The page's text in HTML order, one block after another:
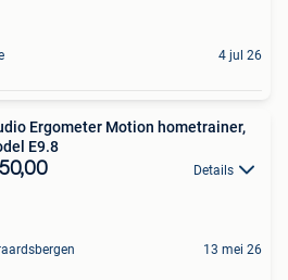
4 jul 26
Ergometer Motion hometrainer,
E9.8
Details
13 mei 26